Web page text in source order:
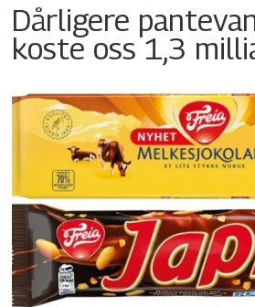
Dårligere
koste oss 1,3